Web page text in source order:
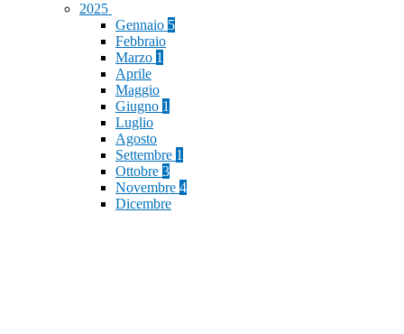
2025
Gennaio 5
Febbraio
Marzo 1
Aprile
Maggio
Giugno 1
Luglio
Agosto
Settembre 1
Ottobre 3
Novembre 4
Dicembre